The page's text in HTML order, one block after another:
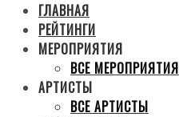
ГЛАВНАЯ
РЕЙТИНГИ
МЕРОПРИЯТИЯ
ВСЕ МЕРОПРИЯТИЯ
АРТИСТЫ
ВСЕ АРТИСТЫ